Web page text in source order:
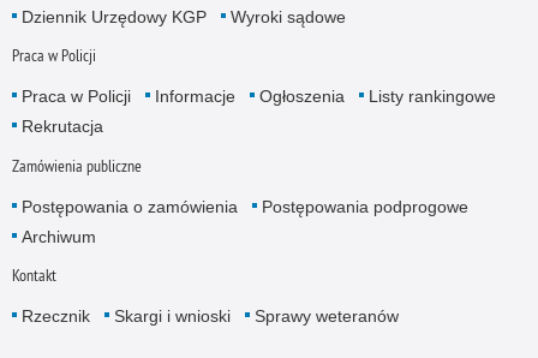
Dziennik Urzędowy KGP Wyroki sądowe
Praca w Policji
Praca w Policji Informacje Ogłoszenia
Listy rankingowe
Rekrutacja
Zamówienia publiczne
Postępowania o zamówienia
Postępowania podprogowe
Archiwum
Kontakt
Rzecznik Skargi i wnioski Sprawy weteranów